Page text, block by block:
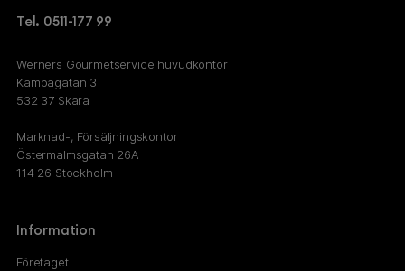
Tel. 0511-177 99
Werners Gourmetservice huvudkontor
Kämpagatan 3
532 37 Skara
Marknad-, Försäljningskontor
Östermalmsgatan 26A
114 26 Stockholm
Information
Företaget